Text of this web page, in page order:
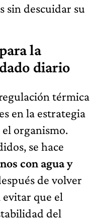
sin descuidar su
la
diario
térmica
en la estrategia
organismo.
se hace
con agua y
de volver
evitar que el
del